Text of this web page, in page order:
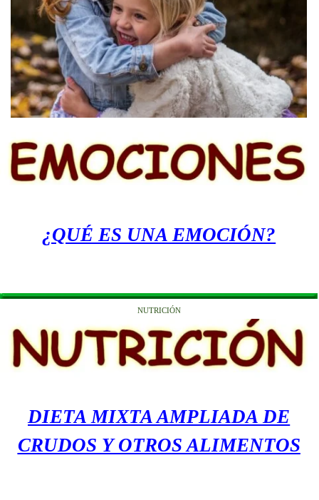
¿QUÉ ES UNA EMOCIÓN?
NUTRICIÓN
DIETA MIXTA AMPLIADA DE
CRUDOS Y OTROS ALIMENTOS